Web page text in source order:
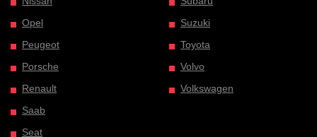
Opel
Peugeot
Porsche
Renault
Saab
Seat
Suzuki
Toyota
Volvo
Volkswagen